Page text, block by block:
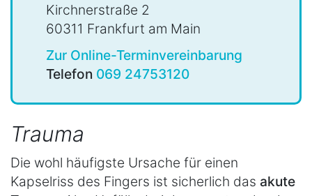
Kirchnerstraße 2
60311 Frankfurt am Main
Zur Online-Terminvereinbarung
Telefon 069 24753120
Trauma
Die wohl häufigste Ursache für einen
Kapselriss des Fingers ist sicherlich das akute